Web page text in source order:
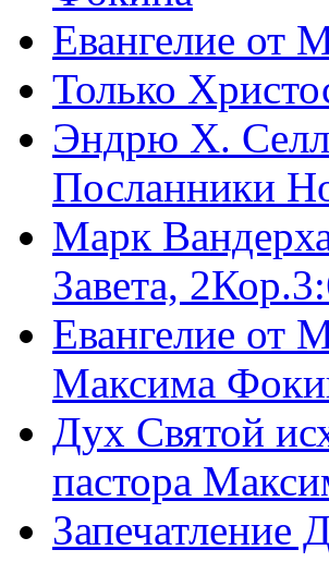
Евангелие от
Только
Эндрю Х.
Посланники
Марк
Завета,
Евангелие от
Максима
Дух Святой
пастора
Запечатление